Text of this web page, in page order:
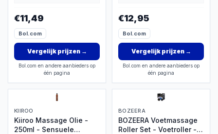
€11,49
Bol.com
Vergelijk prijzen→
Bol.com en andere aanbieders op
één pagina
€12,95
Bol.com
Vergelijk prijzen→
Bol.com en andere aanbieders op
één pagina
KIIROO
Kiiroo Massage Olie -
250ml - Sensuele
BOZEERA
BOZEERA Voetmassage
Roller Set - Voetroller -